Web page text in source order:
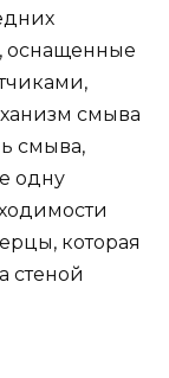
оснащенные
смыва
смыва,
одну
которая
стеной